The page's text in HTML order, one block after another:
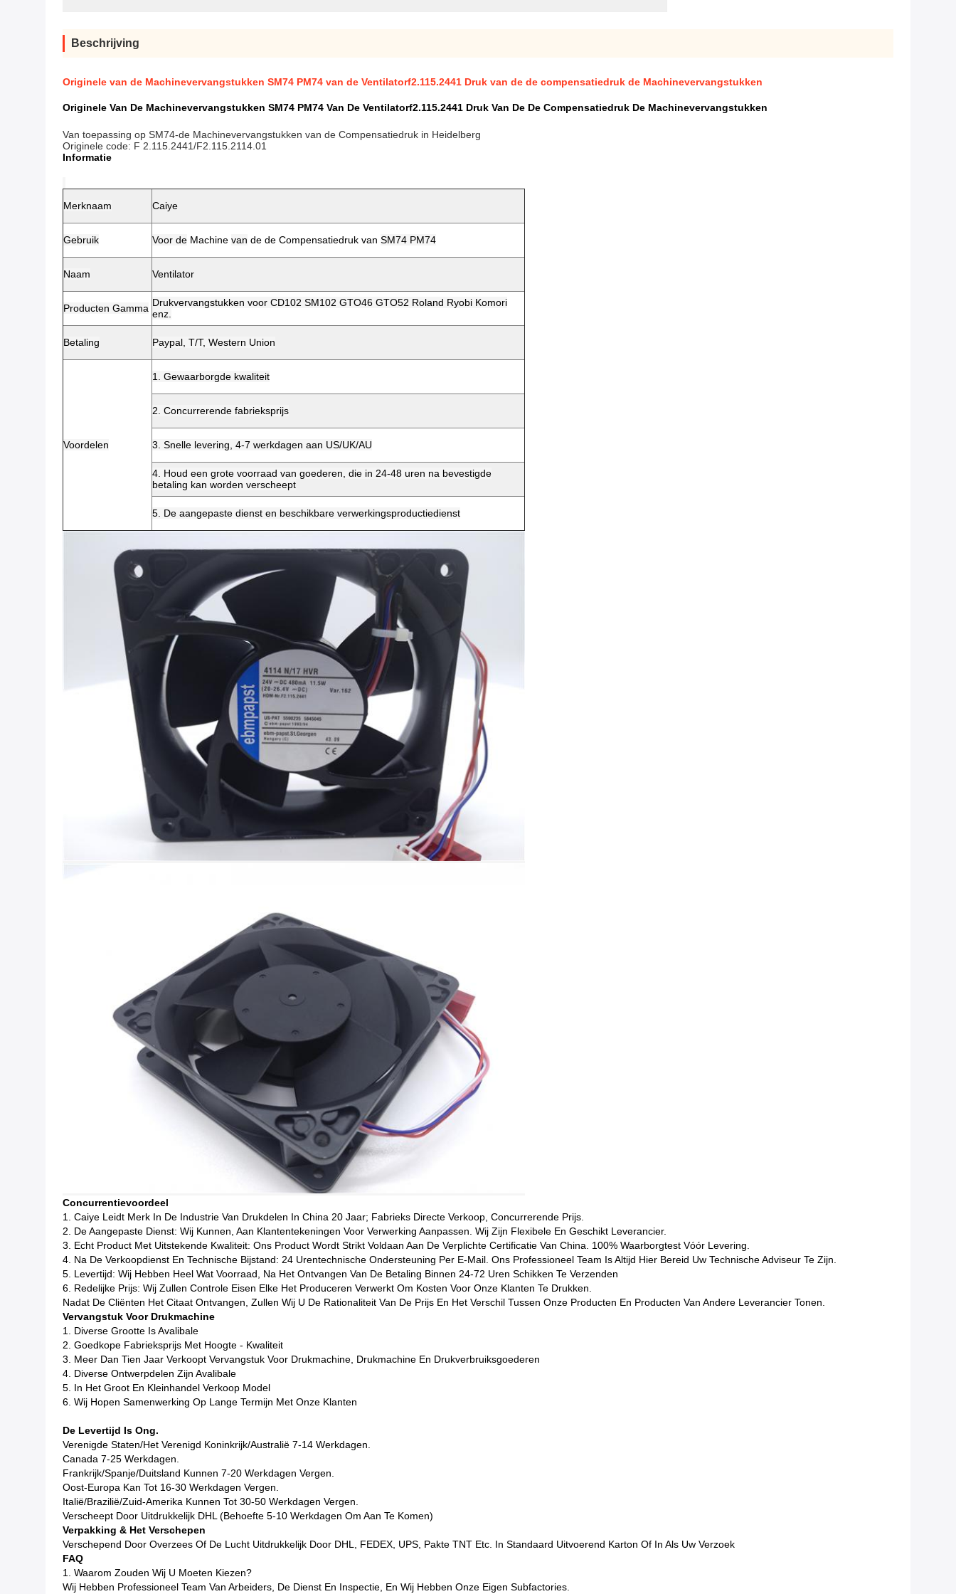
Beschrijving
Originele van de Machinevervangstukken SM74 PM74 van de Ventilatorf2.115.2441 Druk van de de compensatiedruk de Machinevervangstukken
Originele Van De Machinevervangstukken SM74 PM74 Van De Ventilatorf2.115.2441 Druk Van De De Compensatiedruk De Machinevervangstukken
Van toepassing op SM74-de Machinevervangstukken van de Compensatiedruk in Heidelberg
Originele code: F 2.115.2441/F2.115.2114.01
Informatie
Merknaam Caiye
Gebruik Voor de Machine van de de Compensatiedruk van SM74 PM74
Naam Ventilator
Producten Gamma Drukvervangstukken voor CD102 SM102 GTO46 GTO52 Roland Ryobi Komori
enz.
Betaling Paypal, T/T, Western Union
Voordelen
1. Gewaarborgde kwaliteit
2. Concurrerende fabrieksprijs
3. Snelle levering, 4-7 werkdagen aan US/UK/AU
4. Houd een grote voorraad van goederen, die in 24-48 uren na bevestigde
betaling kan worden verscheept
5. De aangepaste dienst en beschikbare verwerkingsproductiedienst
Concurrentievoordeel
1. Caiye Leidt Merk In De Industrie Van Drukdelen In China 20 Jaar; Fabrieks Directe Verkoop, Concurrerende Prijs.
2. De Aangepaste Dienst: Wij Kunnen, Aan Klantentekeningen Voor Verwerking Aanpassen. Wij Zijn Flexibele En Geschikt Leverancier.
3. Echt Product Met Uitstekende Kwaliteit: Ons Product Wordt Strikt Voldaan Aan De Verplichte Certificatie Van China. 100% Waarborgtest Vóór Levering.
4. Na De Verkoopdienst En Technische Bijstand: 24 Urentechnische Ondersteuning Per E-Mail. Ons Professioneel Team Is Altijd Hier Bereid Uw Technische Adviseur Te Zijn.
5. Levertijd: Wij Hebben Heel Wat Voorraad, Na Het Ontvangen Van De Betaling Binnen 24-72 Uren Schikken Te Verzenden
6. Redelijke Prijs: Wij Zullen Controle Eisen Elke Het Produceren Verwerkt Om Kosten Voor Onze Klanten Te Drukken.
Nadat De Cliënten Het Citaat Ontvangen, Zullen Wij U De Rationaliteit Van De Prijs En Het Verschil Tussen Onze Producten En Producten Van Andere Leverancier Tonen.
Vervangstuk Voor Drukmachine
1. Diverse Grootte Is Avalibale
2. Goedkope Fabrieksprijs Met Hoogte - Kwaliteit
3. Meer Dan Tien Jaar Verkoopt Vervangstuk Voor Drukmachine, Drukmachine En Drukverbruiksgoederen
4. Diverse Ontwerpdelen Zijn Avalibale
5. In Het Groot En Kleinhandel Verkoop Model
6. Wij Hopen Samenwerking Op Lange Termijn Met Onze Klanten
De Levertijd Is Ong.
Verenigde Staten/het Verenigd Koninkrijk/Australië 7-14 Werkdagen.
Canada 7-25 Werkdagen.
Frankrijk/Spanje/Duitsland Kunnen 7-20 Werkdagen Vergen.
Oost-Europa Kan Tot 16-30 Werkdagen Vergen.
Italië/Brazilië/Zuid-Amerika Kunnen Tot 30-50 Werkdagen Vergen.
Verscheept Door Uitdrukkelijk DHL (Behoefte 5-10 Werkdagen Om Aan Te Komen)
Verpakking & Het Verschepen
Verschepend Door Overzees Of De Lucht Uitdrukkelijk Door DHL, FEDEX, UPS, Pakte TNT Etc. In Standaard Uitvoerend Karton Of In Als Uw Verzoek
FAQ
1. Waarom Zouden Wij U Moeten Kiezen?
Wij Hebben Professioneel Team Van Arbeiders, De Dienst En Inspectie, En Wij Hebben Onze Eigen Subfactories.